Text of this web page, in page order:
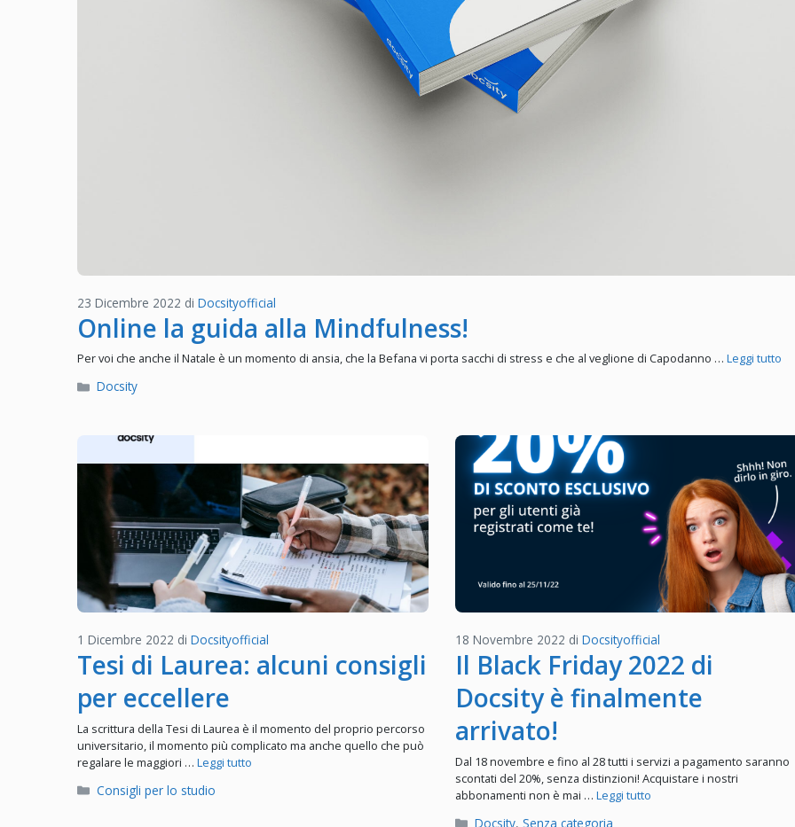
Online la guida alla Mindfulness!
23 Dicembre 2022 di Docsityofficial
Per voi che anche il Natale è un momento di ansia, che la Befana vi porta sacchi di stress e che al veglione di Capodanno … Leggi tutto
Categorie
Docsity
Tesi di Laurea: alcuni consigli
per eccellere
1 Dicembre 2022 di Docsityofficial
La scrittura della Tesi di Laurea è il momento del proprio percorso
universitario, il momento più complicato ma anche quello che può
regalare le maggiori … Leggi tutto
Categorie
Consigli per lo studio
Il Black Friday 2022 di
Docsity è finalmente
arrivato!
18 Novembre 2022 di Docsityofficial
Dal 18 novembre e fino al 28 tutti i servizi a pagamento saranno
scontati del 20%, senza distinzioni! Acquistare i nostri
abbonamenti non è mai … Leggi tutto
Categorie
Docsity, Senza categoria